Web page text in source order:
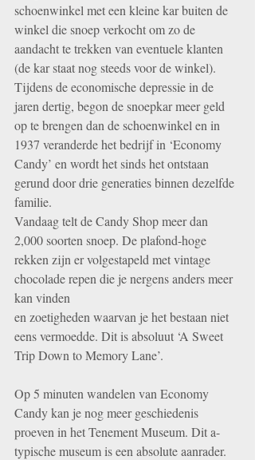
schoenwinkel met een kleine kar buiten de
winkel die snoep verkocht om zo de
aandacht te trekken van eventuele klanten
(de kar staat nog steeds voor de winkel).
Tijdens de economische depressie in de
jaren dertig, begon de snoepkar meer geld
op te brengen dan de schoenwinkel en in
1937 veranderde het bedrijf in ‘Economy
Candy’ en wordt het sinds het ontstaan
gerund door drie generaties binnen dezelfde
familie.
Vandaag telt de Candy Shop meer dan
2,000 soorten snoep. De plafond-hoge
rekken zijn er volgestapeld met vintage
chocolade repen die je nergens anders meer
kan vinden
en zoetigheden waarvan je het bestaan niet
eens vermoedde. Dit is absoluut ‘A Sweet
Trip Down to Memory Lane’.
Op 5 minuten wandelen van Economy
Candy kan je nog meer geschiedenis
proeven in het Tenement Museum. Dit a-
typische museum is een absolute aanrader.